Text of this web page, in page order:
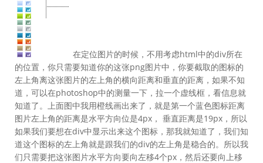
在定位图片的时候，不用考虑html中的div所在
的位置，你只需要知道你的这张png图片中，你要截取的图标的
左上角离这张图片的左上角的横向距离和垂直的距离，如果不知
道，可以在photoshop中的测量一下，拉一个虚线框，看信息就
知道了。上面图中我用橙线画出来了，就是第一个蓝色图标距离
图片左上角的距离是水平方向位是4px， 垂直距离是19px，所以
如果我们要想在div中显示出来这个图标，那我就知道了，我们知
道这个图标的左上角就是跟我们的div的左上角是稳合的。所以我
们只需要把这张图片水平方向要向左移4个px，然后还要向上移